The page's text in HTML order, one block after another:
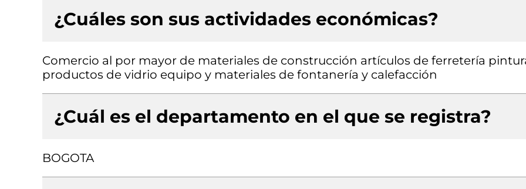
¿Cuáles son sus actividades económicas?
Comercio al por mayor de materiales de construcción artículos de ferretería
productos de vidrio equipo y materiales de fontanería y calefacción
¿Cuál es el departamento en el que se registra?
BOGOTA